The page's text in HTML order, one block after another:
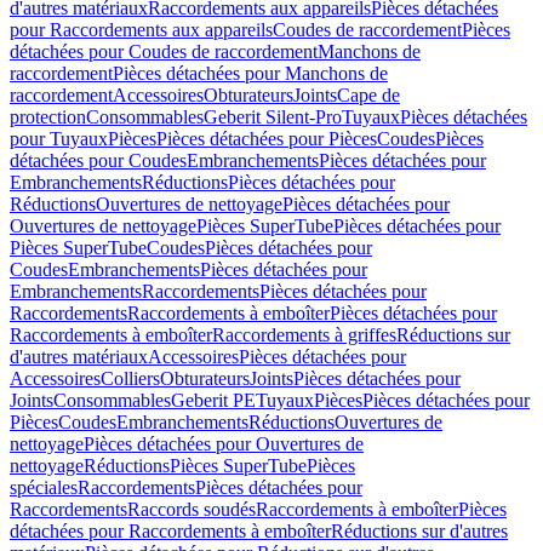
d'autres matériauxRaccordements aux appareilsPièces détachées
pour Raccordements aux appareilsCoudes de raccordementPièces
détachées pour Coudes de raccordementManchons de
raccordementPièces détachées pour Manchons de
raccordementAccessoiresObturateursJointsCape de
protectionConsommablesGeberit Silent-ProTuyauxPièces détachées
pour TuyauxPiècesPièces détachées pour PiècesCoudesPièces
détachées pour CoudesEmbranchementsPièces détachées pour
EmbranchementsRéductionsPièces détachées pour
RéductionsOuvertures de nettoyagePièces détachées pour
Ouvertures de nettoyagePièces SuperTubePièces détachées pour
Pièces SuperTubeCoudesPièces détachées pour
CoudesEmbranchementsPièces détachées pour
EmbranchementsRaccordementsPièces détachées pour
RaccordementsRaccordements à emboîterPièces détachées pour
Raccordements à emboîterRaccordements à griffesRéductions sur
d'autres matériauxAccessoiresPièces détachées pour
AccessoiresColliersObturateursJointsPièces détachées pour
JointsConsommablesGeberit PETuyauxPiècesPièces détachées pour
PiècesCoudesEmbranchementsRéductionsOuvertures de
nettoyagePièces détachées pour Ouvertures de
nettoyageRéductionsPièces SuperTubePièces
spécialesRaccordementsPièces détachées pour
RaccordementsRaccords soudésRaccordements à emboîterPièces
détachées pour Raccordements à emboîterRéductions sur d'autres